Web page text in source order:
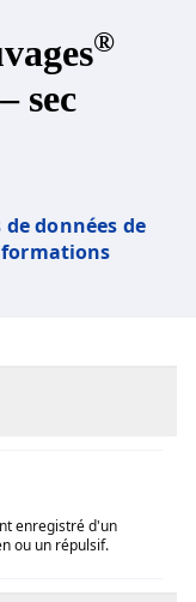
®
sec
données de
enregistré d'un
ou un répulsif.